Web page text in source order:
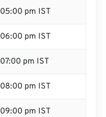
05:00 pm IST
06:00 pm IST
07:00 pm IST
08:00 pm IST
09:00 pm IST